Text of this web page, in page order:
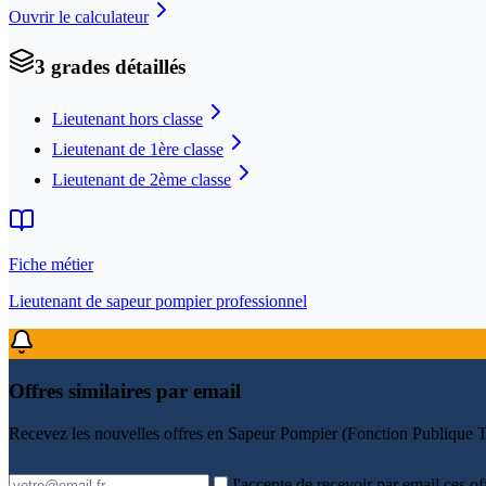
Ouvrir le calculateur
3 grades détaillés
Lieutenant hors classe
Lieutenant de 1ère classe
Lieutenant de 2ème classe
Fiche métier
Lieutenant de sapeur pompier professionnel
Offres similaires par email
Recevez les nouvelles offres en Sapeur Pompier (Fonction Publique